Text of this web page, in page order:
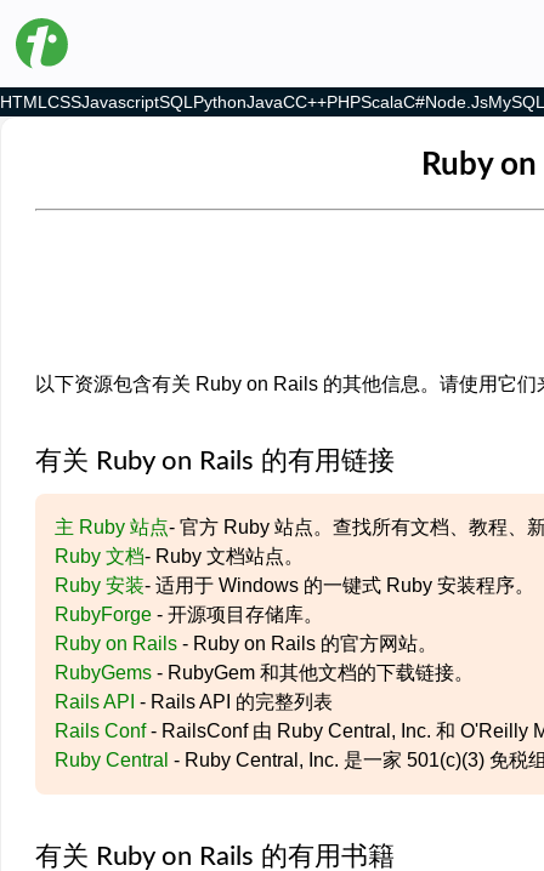
HTML CSSJavascriptSQL PythonJavaCC++PHPScalaC#Node.jsMySQL
Ruby
以下资源包含有关 Ruby on Rails 的其他信息。请使用它
有关 Ruby on Rails 的有用链接
主 Ruby 站点- 官方 Ruby 站点。查找所有文档、教程、
Ruby 文档- Ruby 文档站点。
Ruby 安装- 适用于 Windows 的一键式 Ruby 安装程序。
RubyForge - 开源项目存储库。
Ruby on Rails - Ruby on Rails 的官方网站。
RubyGems - RubyGem 和其他文档的下载链接。
Rails API - Rails API 的完整列表
Rails Conf- RailsConf 由 Ruby Central, Inc. 和 O'Reilly
Ruby Central - Ruby Central, Inc. 是一家 501(c)(3) 免税
有关 Ruby on Rails 的有用书籍